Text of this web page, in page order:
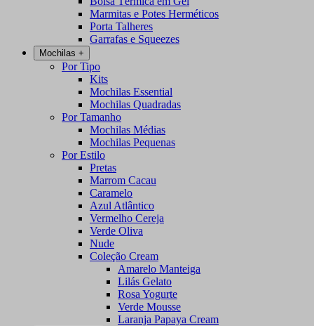
Marmitas e Potes Herméticos
Porta Talheres
Garrafas e Squeezes
Mochilas +
Por Tipo
Kits
Mochilas Essential
Mochilas Quadradas
Por Tamanho
Mochilas Médias
Mochilas Pequenas
Por Estilo
Pretas
Marrom Cacau
Caramelo
Azul Atlântico
Vermelho Cereja
Verde Oliva
Nude
Coleção Cream
Amarelo Manteiga
Lilás Gelato
Rosa Yogurte
Verde Mousse
Laranja Papaya Cream